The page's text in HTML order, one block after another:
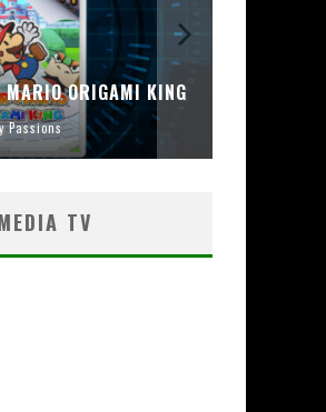
MARIO ORIGAMI KING
Passions
TV